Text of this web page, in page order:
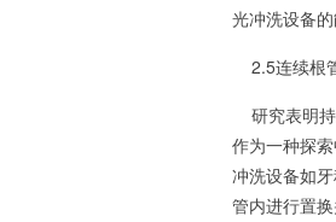
光冲洗设备
2.5连续根
研究表明持
作为一种探
冲洗设备如
管内进行置